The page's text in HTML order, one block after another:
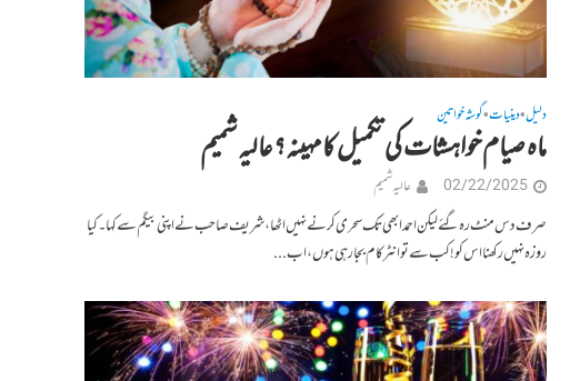
دلیل•دینیات•گوشہ خواتین
ماہ صیام خواہشات کی تکمیل کا مہینہ؟ عالیہ شمیم
02/22/2025 عالیہ شمیم
صرف دس منٹ رہ گئے لیکن احمد ابھی تک سحری کرنے نہیں اٹھا،شریف صاحب نے اپنی بیگم سے کہا۔ کیا
روزہ نہیں رکھنا اس کو! کب سے تو انٹر کام بجا رہی ہوں، اب...